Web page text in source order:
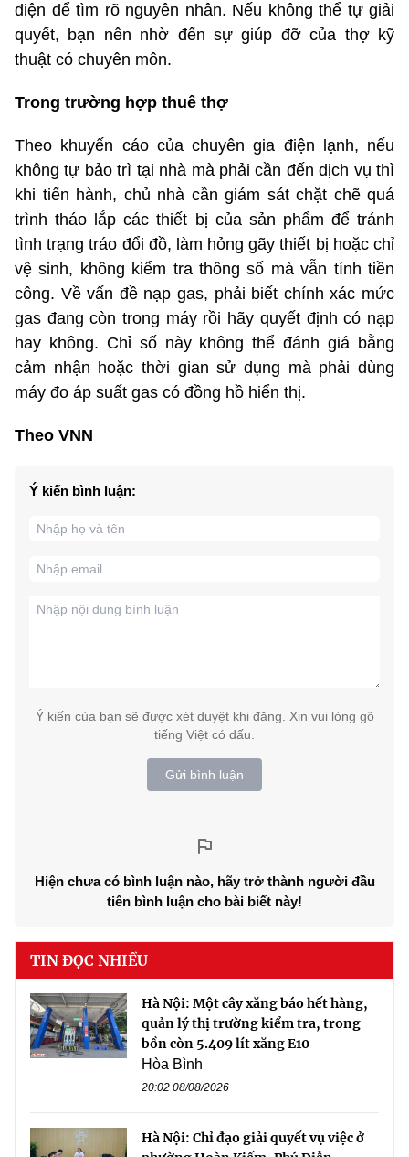
điện để tìm rõ nguyên nhân. Nếu không thể tự giải
quyết, bạn nên nhờ đến sự giúp đỡ của thợ kỹ
thuật có chuyên môn.
Trong trường hợp thuê thợ
Theo khuyến cáo của chuyên gia điện lạnh, nếu
không tự bảo trì tại nhà mà phải cần đến dịch vụ thì
khi tiến hành, chủ nhà cần giám sát chặt chẽ quá
trình tháo lắp các thiết bị của sản phẩm để tránh
tình trạng tráo đổi đồ, làm hỏng gãy thiết bị hoặc chỉ
vệ sinh, không kiểm tra thông số mà vẫn tính tiền
công. Về vấn đề nạp gas, phải biết chính xác mức
gas đang còn trong máy rồi hãy quyết định có nạp
hay không. Chỉ số này không thể đánh giá bằng
cảm nhận hoặc thời gian sử dụng mà phải dùng
máy đo áp suất gas có đồng hồ hiển thị.
Theo VNN
Ý kiến bình luận:
Ý kiến của bạn sẽ được xét duyệt khi đăng. Xin vui lòng gõ
tiếng Việt có dấu.
Gửi bình luận
Hiện chưa có bình luận nào, hãy trở thành người đầu
tiên bình luận cho bài biết này!
TIN ĐỌC NHIỀU
Hà Nội: Một cây xăng báo hết hàng,
quản lý thị trường kiểm tra, trong
bồn còn 5.409 lít xăng E10
Hòa Bình
20:02 08/08/2026
Hà Nội: Chỉ đạo giải quyết vụ việc ở